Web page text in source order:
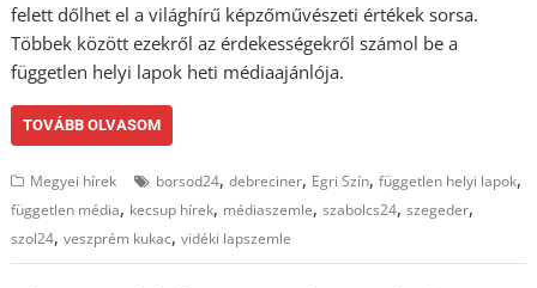
felett dőlhet el a világhírű képzőművészeti értékek sorsa.
Többek között ezekről az érdekességekről számol be a
független helyi lapok heti médiaajánlója.
TOVÁBB OLVASOM
Megyei hírek borsod24,debreciner, Egri Szín,független helyi lapok,
független média, kecsup hírek, médiaszemle,szabolcs24,szegeder,
szol24,veszprém kukac,vidéki lapszemle